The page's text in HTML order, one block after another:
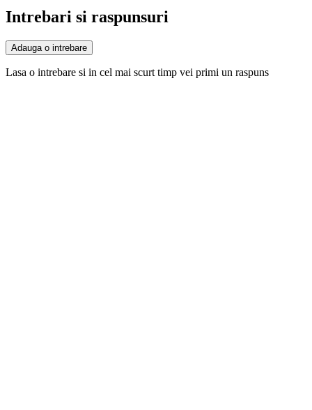
Intrebari si raspunsuri
Adauga o intrebare
Lasa o intrebare si in cel mai scurt timp vei primi un raspuns